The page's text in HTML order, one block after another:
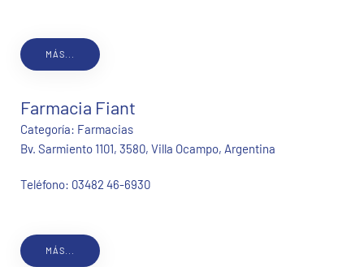
MÁS...
Farmacia Fiant
Categoría: Farmacias
Bv. Sarmiento 1101, 3580, Villa Ocampo, Argentina
Teléfono: 03482 46-6930
MÁS...